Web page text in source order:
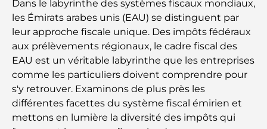
Dubai Horse Racing: Where Tradition Meets
Global Competition
Cafés à Palm Jumeirah : Guide des meilleurs cafés
et lieux de vie de l’île
Les meilleurs petits-déjeuners de Dubaï : Ma
sélection pour 2026
Dans le labyrinthe des systèmes fiscaux mondiaux,
les Émirats arabes unis (EAU) se distinguent par
leur approche fiscale unique. Des impôts fédéraux
aux prélèvements régionaux, le cadre fiscal des
EAU est un véritable labyrinthe que les entreprises
comme les particuliers doivent comprendre pour
s'y retrouver. Examinons de plus près les
différentes facettes du système fiscal émirien et
mettons en lumière la diversité des impôts qui